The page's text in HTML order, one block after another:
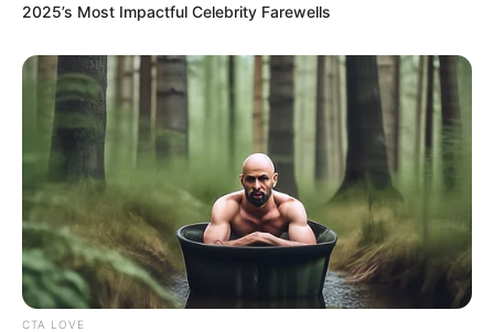
2025’s Most Impactful Celebrity Farewells
CTA LOVE